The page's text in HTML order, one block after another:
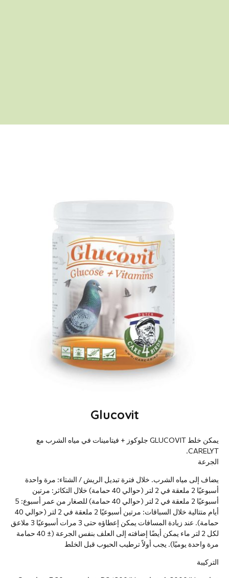
Glucovit
يمكن خلط GLUCOVIT جلوكوز + فيتامينات في مياه الشرب مع
CARELYT.
الجرعة
يضاف إلى مياه الشرب. خلال فترة تبديل الريش / الشتاء: مرة واحدة
أسبوعيًا 2 ملعقة في 2 لتر (حوالي 40 حمامة) خلال التكاثر: مرتين
أسبوعيًا 2 ملعقة في 2 لتر (حوالي 40 حمامة) للصغار من عمر أسبوع: 5
أيام متتالية خلال السباقات: مرتين أسبوعيًا 2 ملعقة في 2 لتر (حوالي 40
حمامة). عند زيادة المسافات يمكن إعطاؤه حتى 3 مرات أسبوعيًا 3 ملاعق
لكل 2 لتر ماء يمكن أيضًا إضافته إلى العلف بنفس الجرعة (± 40 حمامة
مرة واحدة يوميًا). يجب أولاً ترطيب الحبوب قبل الخلط
التركيبة